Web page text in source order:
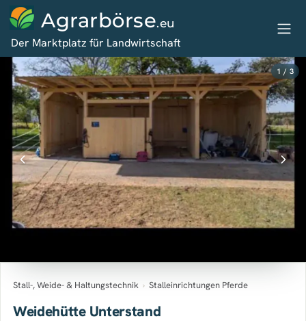
Agrarbörse.eu
Der Marktplatz für Landwirtschaft
1 / 3
Stall-, Weide- & Haltungstechnik › Stalleinrichtungen Pferde
Weidehütte Unterstand